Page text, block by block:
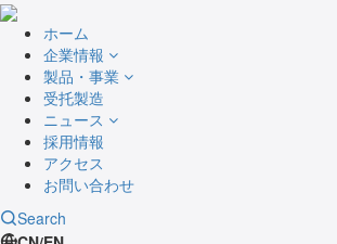
ホーム
企業情報
製品・事業
受托製造
ニュース
採用情報
アクセス
お問い合わせ
Search